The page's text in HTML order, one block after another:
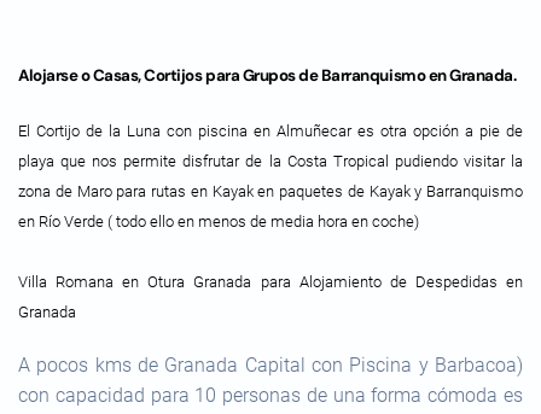
Alojarse o Casas, Cortijos para Grupos de Barranquismo en Granada.
El Cortijo de la Luna con piscina en Almuñecar es otra opción a pie de
playa que nos permite disfrutar de la Costa Tropical pudiendo visitar la
zona de Maro para rutas en Kayak en paquetes de Kayak y Barranquismo
en Río Verde ( todo ello en menos de media hora en coche)
Villa Romana en Otura Granada para Alojamiento de Despedidas en
Granada
A pocos kms de Granada Capital con Piscina y Barbacoa)
con capacidad para 10 personas de una forma cómoda es